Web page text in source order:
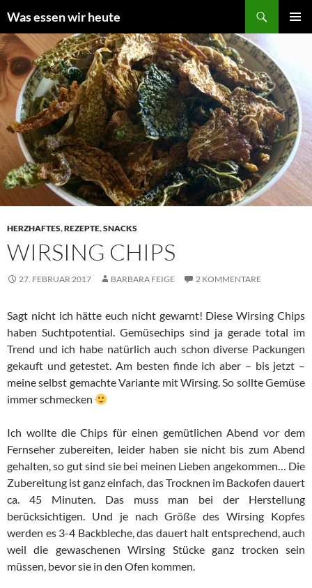
Inhalt
springen
Was essen wir heute
HERZHAFTES,REZEPTE,SNACKS
WIRSING CHIPS
27. FEBRUAR 2017 BARBARA FEIGE 2 KOMMENTARE
Sagt nicht ich hätte euch nicht gewarnt! Diese Wirsing Chips
haben Suchtpotential. Gemüsechips sind ja gerade total im
Trend und ich habe natürlich auch schon diverse Packungen
gekauft und getestet. Am besten finde ich aber – bis jetzt –
meine selbst gemachte Variante mit Wirsing. So sollte Gemüse
immer schmecken
Ich wollte die Chips für einen gemütlichen Abend vor dem
Fernseher zubereiten, leider haben sie nicht bis zum Abend
gehalten, so gut sind sie bei meinen Lieben angekommen… Die
Zubereitung ist ganz einfach, das Trocknen im Backofen dauert
ca. 45 Minuten. Das muss man bei der Herstellung
berücksichtigen. Und je nach Größe des Wirsing Kopfes
werden es 3-4 Backbleche, das dauert halt entsprechend, auch
weil die gewaschenen Wirsing Stücke ganz trocken sein
müssen, bevor sie in den Ofen kommen.